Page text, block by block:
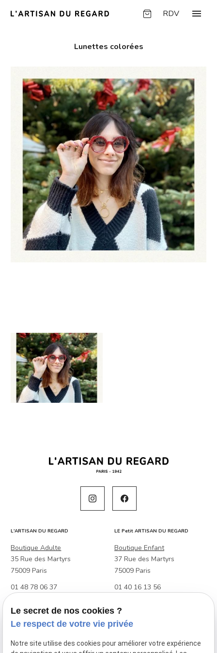
RDV menu
Lunettes colorées
L'ARTISAN DU REGARD
Boutique Adulte
35 Rue des Martyrs
75009 Paris
01 48 78 06 37
Boutique Adulte & Enfant
88 Rue Raymond Losserand
75014 Paris
01 45 39 27 48
LE Petit ARTISAN DU REGARD
Boutique Enfant
37 Rue des Martyrs
75009 Paris
01 40 16 13 56
Le secret de nos cookies ?
Le respect de votre vie privée
Notre site utilise des cookies pour améliorer votre expérience